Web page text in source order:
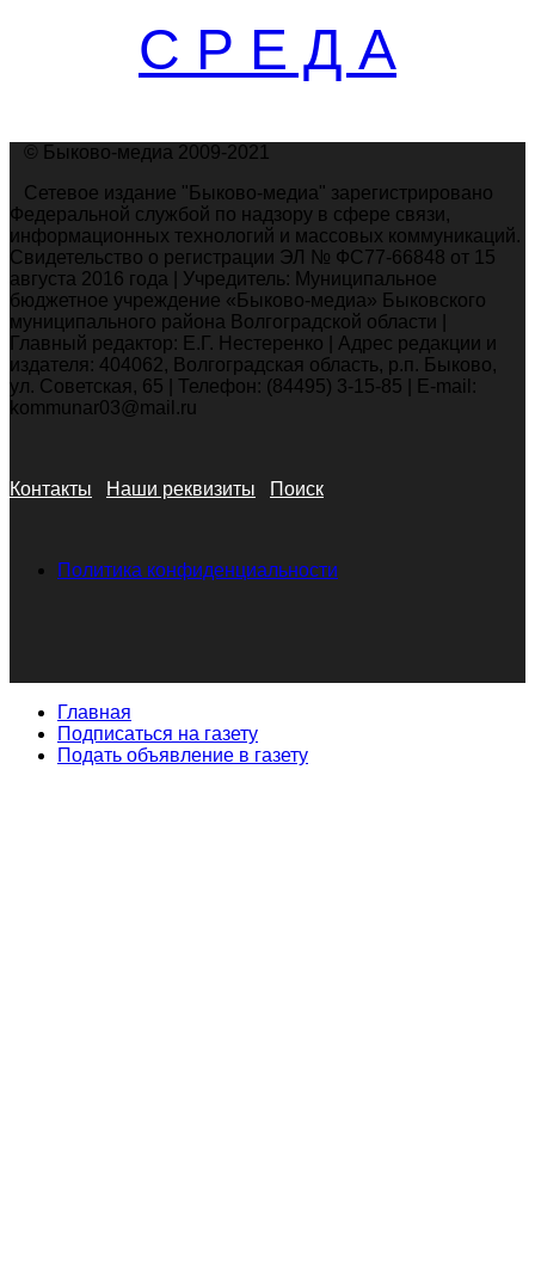
С Р Е Д А
© Быково-медиа 2009-2021
Сетевое издание "Быково-медиа" зарегистрировано
Федеральной службой по надзору в сфере связи,
информационных технологий и массовых коммуникаций.
Свидетельство о регистрации ЭЛ № ФС77-66848 от 15
августа 2016 года | Учредитель: Муниципальное
бюджетное учреждение «Быково-медиа» Быковского
муниципального района Волгоградской области |
Главный редактор: Е.Г. Нестеренко | Адрес редакции и
издателя: 404062, Волгоградская область, р.п. Быково,
ул. Советская, 65 | Телефон: (84495) 3-15-85 | E-mail:
kommunar03@mail.ru
Контакты Наши реквизиты Поиск
Политика конфиденциальности
Главная
Подписаться на газету
Подать объявление в газету